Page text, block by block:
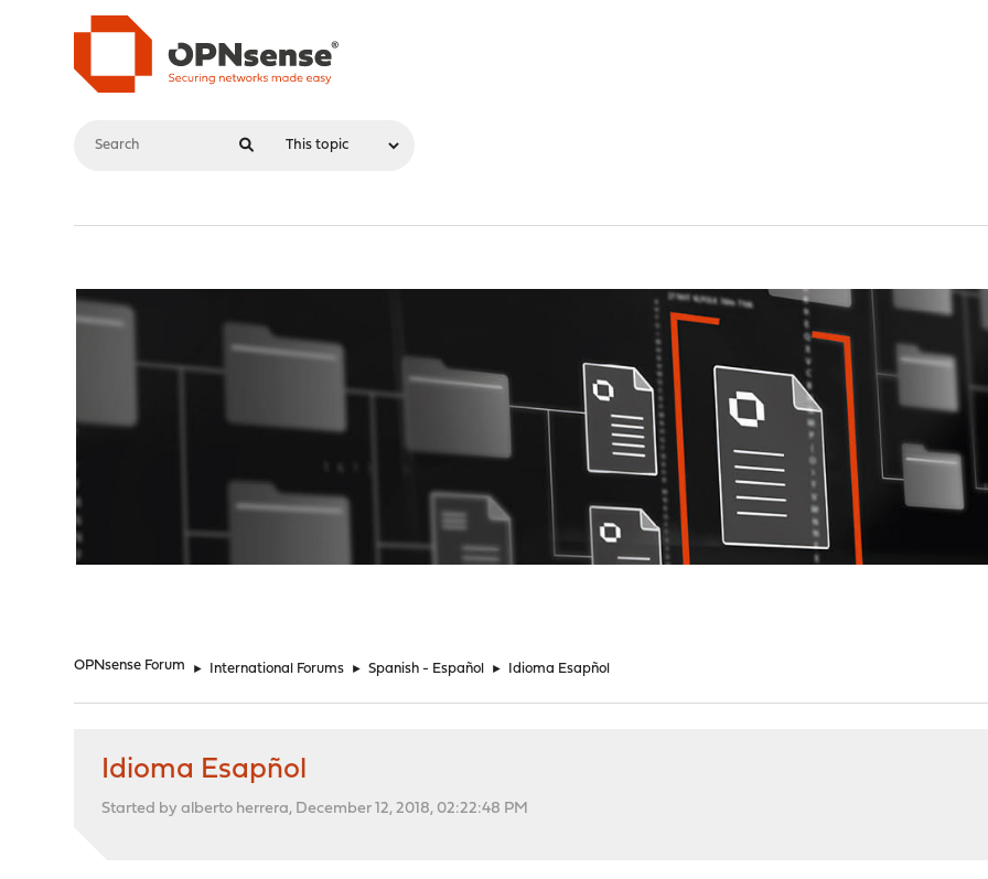
OPNsense Forum ► International Forums ► Spanish - Español ► Idioma Esapñol
Idioma Esapñol
Started by alberto herrera, December 12, 2018, 02:22:48 PM